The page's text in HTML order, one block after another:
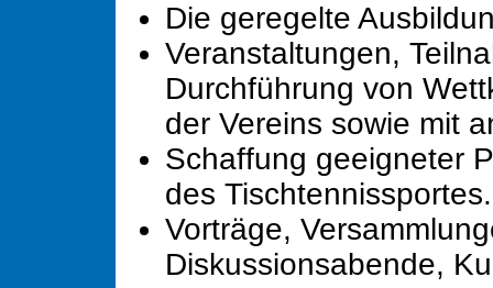
Die geregelte
Veranstaltungen,
Durchführung von
der Vereins sowie mit
Schaffung geeigneter
des Tischtennissportes.
Vorträge,
Diskussionsabende,